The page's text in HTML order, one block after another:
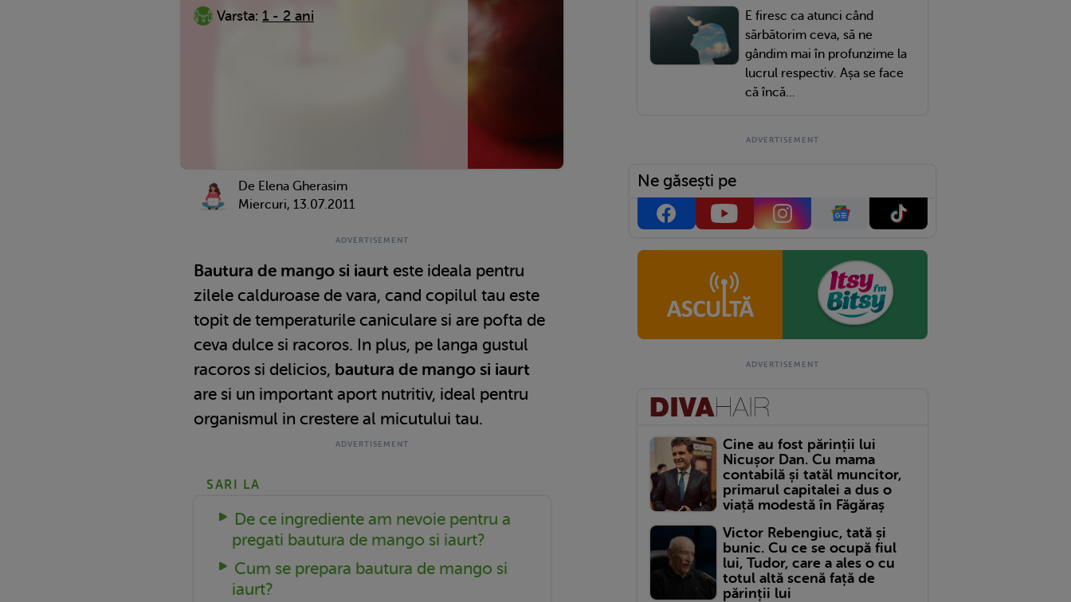
Varsta: 1 - 2 ani
De Elena Gherasim
Miercuri, 13.07.2011
Bautura de mango si iaurt este ideala pentru
zilele calduroase de vara, cand copilul tau este
topit de temperaturile caniculare si are pofta de
ceva dulce si racoros. In plus, pe langa gustul
racoros si delicios, bautura de mango si iaurt
are si un important aport nutritiv, ideal pentru
organismul in crestere al micutului tau.
SARI LA
De ce ingrediente am nevoie pentru a
pregati bautura de mango si iaurt?
Cum se prepara bautura de mango si
iaurt?
E firesc ca atunci când
sărbătorim ceva, să ne
gândim mai în profunzime la
lucrul respectiv. Așa se face
că încă...
Ne găsești pe
Cine au fost părinții lui
Nicușor Dan. Cu mama
contabilă și tatăl muncitor,
primarul capitalei a dus o
viață modestă în Făgăraș
Victor Rebengiuc, tată și
bunic. Cu ce se ocupă fiul
lui, Tudor, care a ales o cu
totul altă scenă față de
părinții lui